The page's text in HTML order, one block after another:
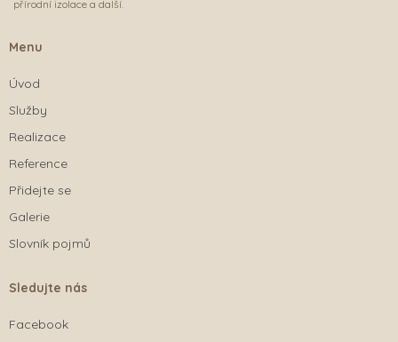
přírodní izolace a další.
Menu
Úvod
Služby
Realizace
Reference
Přidejte se
Galerie
Slovník pojmů
Sledujte nás
Facebook